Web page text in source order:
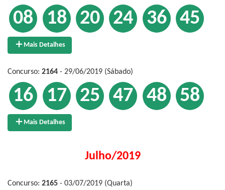
08 18 20 24 36 45
Mais Detalhes
Concurso: 2164 - 29/06/2019 (Sábado)
16 17 25 47 48 58
Mais Detalhes
Julho/2019
Concurso: 2165 - 03/07/2019 (Quarta)